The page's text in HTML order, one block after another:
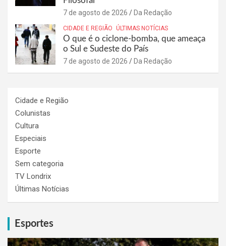
7 de agosto de 2026 Da Redação
CIDADE E REGIÃO ÚLTIMAS NOTÍCIAS
O que é o ciclone-bomba, que ameaça
o Sul e Sudeste do País
7 de agosto de 2026 Da Redação
Cidade e Região
Colunistas
Cultura
Especiais
Esporte
Sem categoria
TV Londrix
Últimas Notícias
Esportes